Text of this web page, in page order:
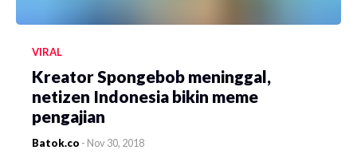
VIRAL
Kreator Spongebob meninggal,
netizen Indonesia bikin meme
pengajian
Batok.co - Nov 30, 2018